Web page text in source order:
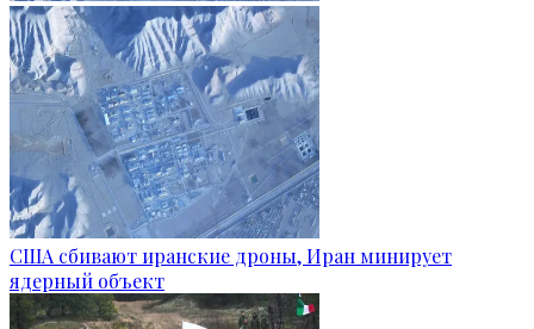
США сбивают иранские дроны, Иран минирует
ядерный объект